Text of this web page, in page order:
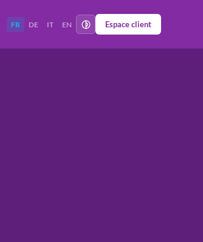
FR DE IT EN Espace client